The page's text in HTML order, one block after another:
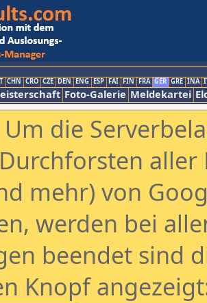
CHN CRO CZE DEN ENG ESP FAI FIN FRA GER GRE INA
Foto-Galerie Meldekartei
die
aller
mehr) von
werden bei
beendet sind
Knopf